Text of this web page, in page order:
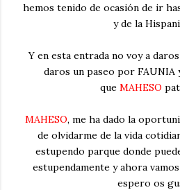
hemos tenido de ocasión de ir
y de la
Y en esta entrada no voy a
daros un paseo por FAUNIA
que MAHESO
MAHESO, me ha dado la
de olvidarme de la vida
estupendo parque donde
estupendamente y ahora
espero os